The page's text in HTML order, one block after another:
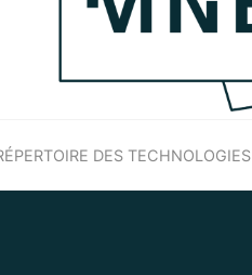
DES TECHNOLOGIES